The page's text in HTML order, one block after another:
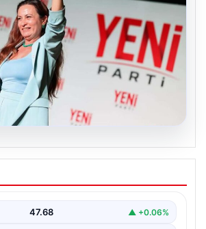
Soruşturması: Yeni
İlksen Özalper
rüşvet operasyonu kapsamında Yeni
47.68 ▲ +0.06%